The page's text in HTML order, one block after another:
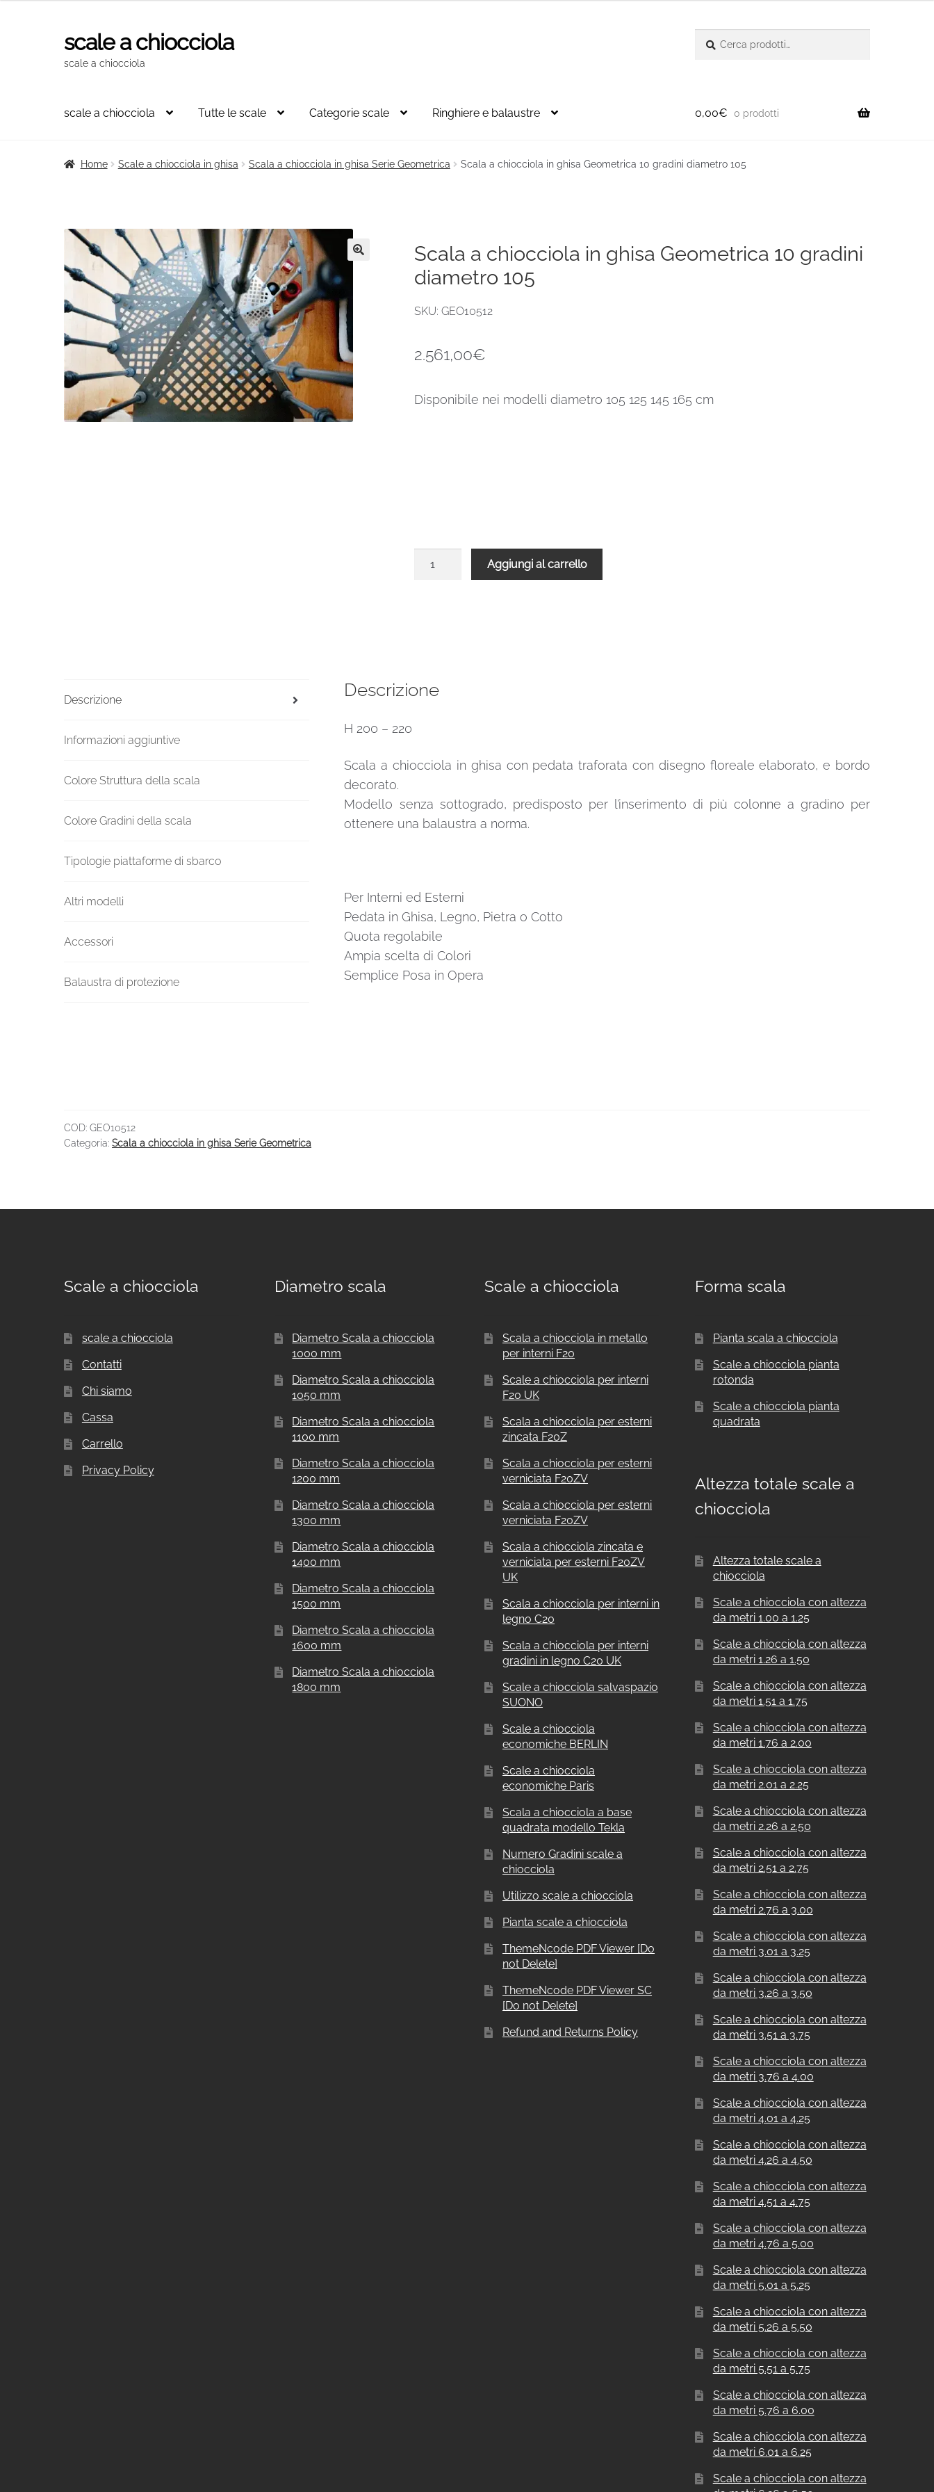
Vai
alla
Vai
al
scale a chiocciola
scale a chiocciola
scale a chiocciola Tutte le scale Categorie scale Ringhiere e balaustre 0,00€ 0 prodotti
Home Scale a chiocciola in ghisa Scala a chiocciola in ghisa Serie Geometrica Scala a chiocciola in ghisa Geometrica 10 gradini diametro 105
Scala a chiocciola in ghisa Geometrica 10 gradini
diametro 105
SKU: GEO10512
2.561,00€
Disponibile nei modelli diametro 105 125 145 165 cm
diametro
Aggiungi al carrello
Descrizione
Informazioni aggiuntive
Colore Struttura della scala
Colore Gradini della scala
Tipologie piattaforme di sbarco
Altri modelli
Accessori
Balaustra di protezione
Descrizione
H 200 – 220
Scala a chiocciola in ghisa con pedata traforata con disegno floreale elaborato, e bordo
decorato.
Modello senza sottogrado, predisposto per l’inserimento di più colonne a gradino per
ottenere una balaustra a norma.
Per Interni ed Esterni
Pedata in Ghisa, Legno, Pietra o Cotto
Quota regolabile
Ampia scelta di Colori
Semplice Posa in Opera
COD:GEO10512
Categoria:Scala a chiocciola in ghisa Serie Geometrica
Scale a chiocciola
scale a chiocciola
Contatti
Chi siamo
Cassa
Carrello
Privacy Policy
Diametro scala
Diametro Scala a chiocciola
1000 mm
Diametro Scala a chiocciola
1050 mm
Diametro Scala a chiocciola
1100 mm
Diametro Scala a chiocciola
1200 mm
Diametro Scala a chiocciola
1300 mm
Diametro Scala a chiocciola
1400 mm
Diametro Scala a chiocciola
1500 mm
Diametro Scala a chiocciola
1600 mm
Diametro Scala a chiocciola
1800 mm
Scale a chiocciola
Scala a chiocciola in metallo
per interni F20
Scale a chiocciola per interni
F20 UK
Scala a chiocciola per esterni
zincata F20Z
Scala a chiocciola per esterni
verniciata F20ZV
Scala a chiocciola per esterni
verniciata F20ZV
Scala a chiocciola zincata e
verniciata per esterni F20ZV
UK
Scala a chiocciola per interni in
legno C20
Scala a chiocciola per interni
gradini in legno C20 UK
Scale a chiocciola salvaspazio
SUONO
Scale a chiocciola
economiche BERLIN
Scale a chiocciola
economiche Paris
Scala a chiocciola a base
quadrata modello Tekla
Numero Gradini scale a
chiocciola
Utilizzo scale a chiocciola
Pianta scale a chiocciola
ThemeNcode PDF Viewer [Do
not Delete]
ThemeNcode PDF Viewer SC
[Do not Delete]
Refund and Returns Policy
Forma scala
Pianta scala a chiocciola
Scale a chiocciola pianta
rotonda
Scale a chiocciola pianta
quadrata
Altezza totale scale a
chiocciola
Altezza totale scale a
chiocciola
Scale a chiocciola con altezza
da metri 1.00 a 1.25
Scale a chiocciola con altezza
da metri 1.26 a 1.50
Scale a chiocciola con altezza
da metri 1.51 a 1.75
Scale a chiocciola con altezza
da metri 1.76 a 2.00
Scale a chiocciola con altezza
da metri 2.01 a 2.25
Scale a chiocciola con altezza
da metri 2.26 a 2.50
Scale a chiocciola con altezza
da metri 2.51 a 2.75
Scale a chiocciola con altezza
da metri 2.76 a 3.00
Scale a chiocciola con altezza
da metri 3.01 a 3.25
Scale a chiocciola con altezza
da metri 3.26 a 3.50
Scale a chiocciola con altezza
da metri 3.51 a 3.75
Scale a chiocciola con altezza
da metri 3.76 a 4.00
Scale a chiocciola con altezza
da metri 4.01 a 4.25
Scale a chiocciola con altezza
da metri 4.26 a 4.50
Scale a chiocciola con altezza
da metri 4.51 a 4.75
Scale a chiocciola con altezza
da metri 4.76 a 5.00
Scale a chiocciola con altezza
da metri 5.01 a 5.25
Scale a chiocciola con altezza
da metri 5.26 a 5.50
Scale a chiocciola con altezza
da metri 5.51 a 5.75
Scale a chiocciola con altezza
da metri 5.76 a 6.00
Scale a chiocciola con altezza
da metri 6.01 a 6.25
Scale a chiocciola con altezza